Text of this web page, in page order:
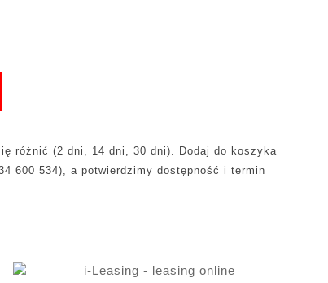
różnić (2 dni, 14 dni, 30 dni). Dodaj do koszyka
600 534), a potwierdzimy dostępność i termin